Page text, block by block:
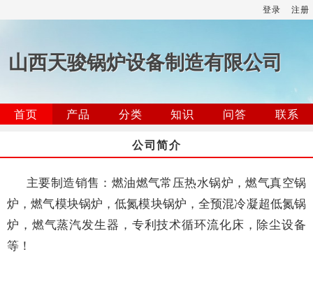
登录 注册
山西天骏锅炉设备制造有限公司
首页 产品 分类 知识 问答
联系
公司简介
主要制造销售：燃油燃气常压热水锅炉，燃气真空锅
炉，燃气模块锅炉，低氮模块锅炉，全预混冷凝超低氮锅
炉，燃气蒸汽发生器，专利技术循环流化床，除尘设备
等！